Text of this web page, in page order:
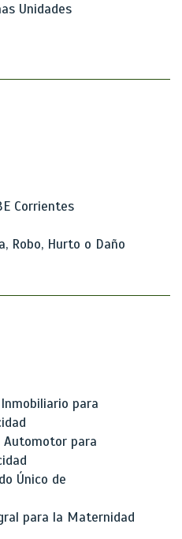
Unidades
Corrientes
Robo, Hurto o Daño
para
Automotor para
Único de
para la Maternidad